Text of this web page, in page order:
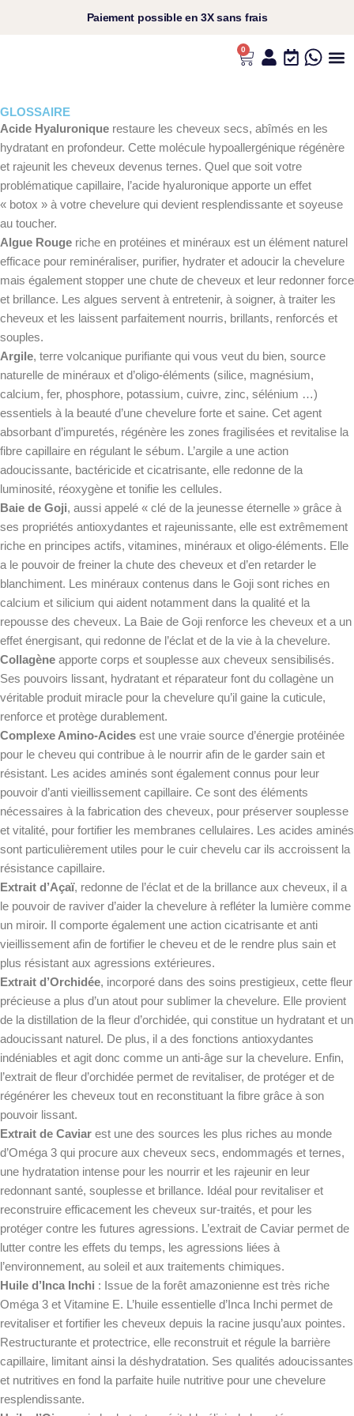
Paiement possible en3X sans frais​
0
Panier
GLOSSAIRE
Acide Hyaluronique restaure les cheveux secs, abîmés en les
hydratant en profondeur. Cette molécule hypoallergénique régénère
et rajeunit les cheveux devenus ternes. Quel que soit votre
problématique capillaire, l’acide hyaluronique apporte un effet
« botox » à votre chevelure qui devient resplendissante et soyeuse
au toucher.
Algue Rouge riche en protéines et minéraux est un élément naturel
efficace pour reminéraliser, purifier, hydrater et adoucir la chevelure
mais également stopper une chute de cheveux et leur redonner force
et brillance. Les algues servent à entretenir, à soigner, à traiter les
cheveux et les laissent parfaitement nourris, brillants, renforcés et
souples.
Argile, terre volcanique purifiante qui vous veut du bien, source
naturelle de minéraux et d’oligo-éléments (silice, magnésium,
calcium, fer, phosphore, potassium, cuivre, zinc, sélénium …)
essentiels à la beauté d’une chevelure forte et saine. Cet agent
absorbant d’impuretés, régénère les zones fragilisées et revitalise la
fibre capillaire en régulant le sébum. L’argile a une action
adoucissante, bactéricide et cicatrisante, elle redonne de la
luminosité, réoxygène et tonifie les cellules.
Baie de Goji, aussi appelé « clé de la jeunesse éternelle » grâce à
ses propriétés antioxydantes et rajeunissante, elle est extrêmement
riche en principes actifs, vitamines, minéraux et oligo-éléments. Elle
a le pouvoir de freiner la chute des cheveux et d’en retarder le
blanchiment. Les minéraux contenus dans le Goji sont riches en
calcium et silicium qui aident notamment dans la qualité et la
repousse des cheveux. La Baie de Goji renforce les cheveux et a un
effet énergisant, qui redonne de l’éclat et de la vie à la chevelure.
Collagène apporte corps et souplesse aux cheveux sensibilisés.
Ses pouvoirs lissant, hydratant et réparateur font du collagène un
véritable produit miracle pour la chevelure qu’il gaine la cuticule,
renforce et protège durablement.
Complexe Amino-Acides est une vraie source d’énergie protéinée
pour le cheveu qui contribue à le nourrir afin de le garder sain et
résistant. Les acides aminés sont également connus pour leur
pouvoir d’anti vieillissement capillaire. Ce sont des éléments
nécessaires à la fabrication des cheveux, pour préserver souplesse
et vitalité, pour fortifier les membranes cellulaires. Les acides aminés
sont particulièrement utiles pour le cuir chevelu car ils accroissent la
résistance capillaire.
Extrait d’Açaï, redonne de l’éclat et de la brillance aux cheveux, il a
le pouvoir de raviver d’aider la chevelure à refléter la lumière comme
un miroir. Il comporte également une action cicatrisante et anti
vieillissement afin de fortifier le cheveu et de le rendre plus sain et
plus résistant aux agressions extérieures.
Extrait d’Orchidée, incorporé dans des soins prestigieux, cette fleur
précieuse a plus d’un atout pour sublimer la chevelure. Elle provient
de la distillation de la fleur d’orchidée, qui constitue un hydratant et un
adoucissant naturel. De plus, il a des fonctions antioxydantes
indéniables et agit donc comme un anti-âge sur la chevelure. Enfin,
l’extrait de fleur d’orchidée permet de revitaliser, de protéger et de
régénérer les cheveux tout en reconstituant la fibre grâce à son
pouvoir lissant.
Extrait de Caviar est une des sources les plus riches au monde
d’Oméga 3 qui procure aux cheveux secs, endommagés et ternes,
une hydratation intense pour les nourrir et les rajeunir en leur
redonnant santé, souplesse et brillance. Idéal pour revitaliser et
reconstruire efficacement les cheveux sur-traités, et pour les
protéger contre les futures agressions. L’extrait de Caviar permet de
lutter contre les effets du temps, les agressions liées à
l’environnement, au soleil et aux traitements chimiques.
Huile d’Inca Inchi : Issue de la forêt amazonienne est très riche
Oméga 3 et Vitamine E. L’huile essentielle d’Inca Inchi permet de
revitaliser et fortifier les cheveux depuis la racine jusqu’aux pointes.
Restructurante et protectrice, elle reconstruit et régule la barrière
capillaire, limitant ainsi la déshydratation. Ses qualités adoucissantes
et nutritives en fond la parfaite huile nutritive pour une chevelure
resplendissante.